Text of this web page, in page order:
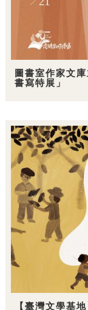
圖書室作家文
書寫特展」
【臺灣文學基